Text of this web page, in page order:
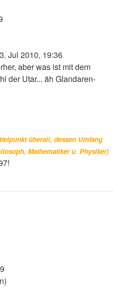
Jul 2010, 19:36
aber was ist mit dem
der Utar... äh Glandaren-
überall, dessen Umfang
Mathematiker u. Physiker)